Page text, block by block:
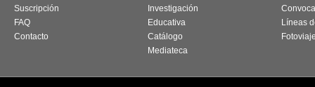
Suscripción
FAQ
Contacto
Investigación
Educativa
Catálogo
Mediateca
Líneas